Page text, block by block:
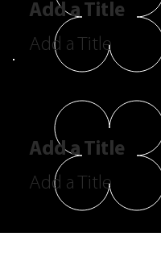
Add a Title
Add a Title
Add a Title
Add a Title